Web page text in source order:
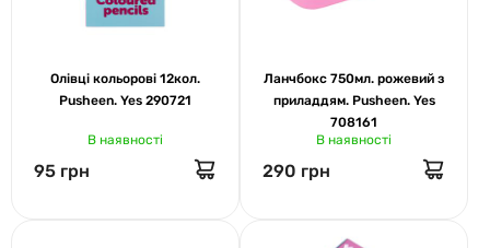
Олівці кольорові 12кол.
Pusheen. Yes 290721
В наявності
95 грн
Ланчбокс 750мл. рожевий з
приладдям. Pusheen. Yes
708161
В наявності
290 грн